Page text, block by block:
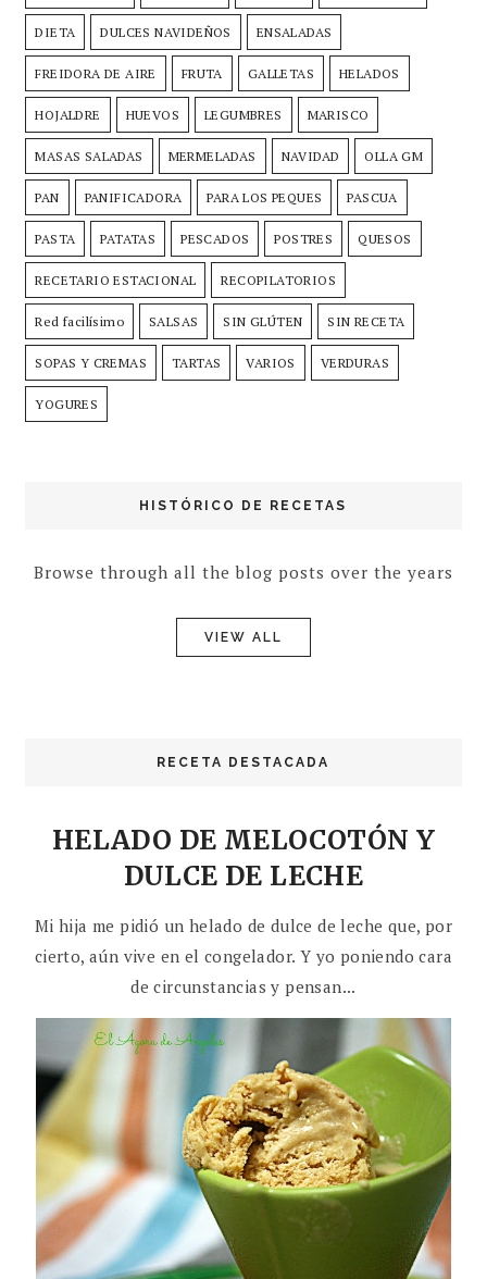
DIETA DULCES NAVIDEÑOS ENSALADAS
FREIDORA DE AIRE FRUTA GALLETAS HELADOS
HOJALDRE HUEVOS LEGUMBRES MARISCO
MASAS SALADAS MERMELADAS NAVIDAD OLLA GM
PAN PANIFICADORA PARA LOS PEQUES PASCUA
PASTA PATATAS PESCADOS POSTRES QUESOS
RECETARIO ESTACIONAL RECOPILATORIOS
Red facilísimo SALSAS SIN GLÚTEN SIN RECETA
SOPAS Y CREMAS TARTAS VARIOS VERDURAS
YOGURES
HISTÓRICO DE RECETAS
Browse through all the blog posts over the years
VIEW ALL
RECETA DESTACADA
HELADO DE MELOCOTÓN Y
DULCE DE LECHE
Mi hija me pidió un helado de dulce de leche que, por
cierto, aún vive en el congelador. Y yo poniendo cara
de circunstancias y pensan...